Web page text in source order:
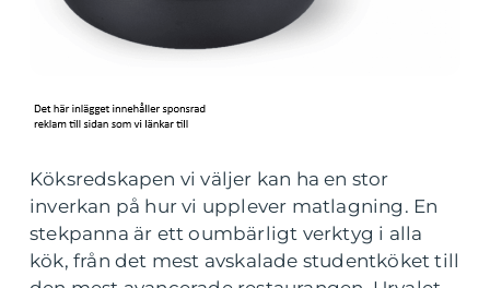
Köksredskapen vi väljer kan ha en stor
inverkan på hur vi upplever matlagning. En
stekpanna är ett oumbärligt verktyg i alla
kök, från det mest avskalade studentköket till